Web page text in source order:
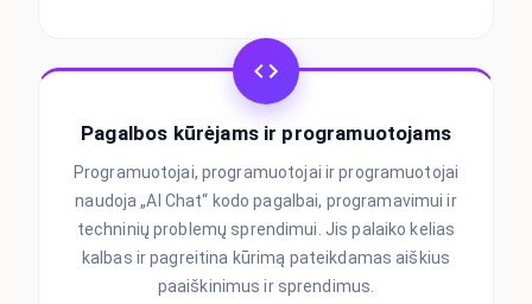
Pagalbos kūrėjams ir programuotojams
Programuotojai, programuotojai ir programuotojai
naudoja „AI Chat“ kodo pagalbai, programavimui ir
techninių problemų sprendimui. Jis palaiko kelias
kalbas ir pagreitina kūrimą pateikdamas aiškius
paaiškinimus ir sprendimus.